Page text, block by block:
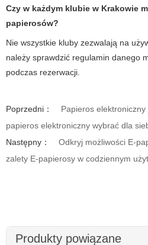
Czy w każdym klubie w Krakowie
papierosów?
Nie wszystkie kluby zezwalają na
należy sprawdzić regulamin danego
podczas rezerwacji.
Poprzedni：
Papieros
papieros elektroniczny wybrać dla
Następny：
Odkryj możliwości E-
zalety E-papierosy w codziennym
Produkty powiązane